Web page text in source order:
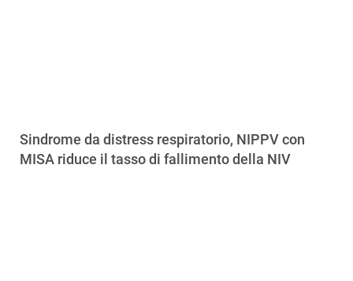
Sindrome da distress respiratorio, NIPPV con
MISA riduce il tasso di fallimento della NIV